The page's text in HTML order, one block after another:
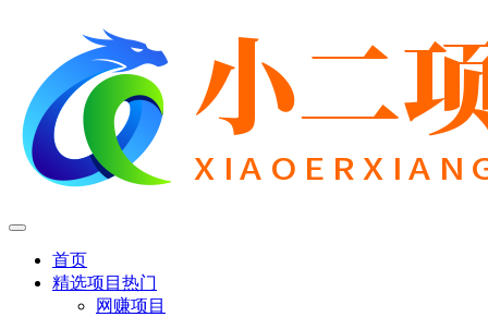
首页
精选项目 热门
网赚项目